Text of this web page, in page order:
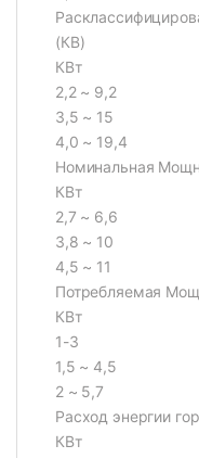
(КВ)
КВт
2,2 ~ 9,2
3,5 ~ 15
4,0 ~ 19,4
Номинальная
КВт
2,7 ~ 6,6
3,8 ~ 10
4,5 ~ 11
Потребляемая
КВт
1-3
1,5 ~ 4,5
2 ~ 5,7
Расход энергии
КВт